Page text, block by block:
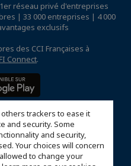
trackers to ease it
and security. Some
and security,
Your choices will concern
to change your
réseau privé d'entreprises
| 33 000 entreprises | 4 000
exclusifs
des CCI Françaises à
Connect.